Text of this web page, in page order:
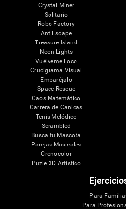
Crystal Miner
Solitario
Robo Factory
Ant Escape
Treasure Island
Neon Lights
Vuélveme Loco
Crucigrama Visual
Emparéjalo
Space Rescue
Caos Matemático
Carrera de Canicas
Tenis Melódico
Scrambled
Busca tu Mascota
Parejas Musicales
Cronocolor
Puzle 3D Artístico
Para
Para